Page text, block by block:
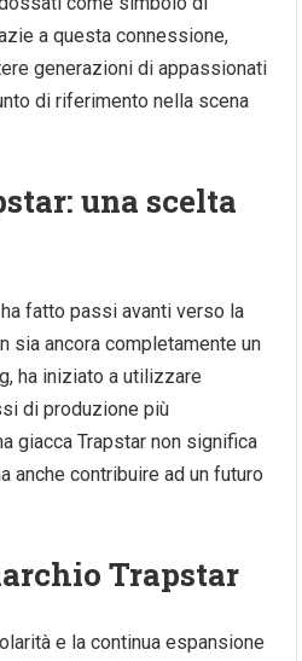
a questa connessione,
generazioni di appassionati
di riferimento nella scena
una scelta
fatto passi avanti verso la
sia ancora completamente un
ha iniziato a utilizzare
di produzione più
giacca Trapstar non significa
anche contribuire ad un futuro
Trapstar
e la continua espansione